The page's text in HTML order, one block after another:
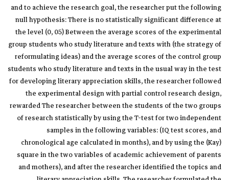
and to achieve the research goal, the researcher put the following
null hypothesis: There is no statistically significant difference at
the level (0, 05) Between the average scores of the experimental
group students who study literature and texts with (the strategy of
reformulating ideas) and the average scores of the control group
students who study literature and texts in the usual way in the test
for developing literary appreciation skills, the researcher followed
the experimental design with partial control research design,
rewarded The researcher between the students of the two groups
of research statistically by using the T-test for two independent
samples in the following variables: (IQ test scores, and
chronological age calculated in months), and by using the (Kay)
square in the two variables of academic achievement of parents
and mothers), and after the researcher identified the topics and